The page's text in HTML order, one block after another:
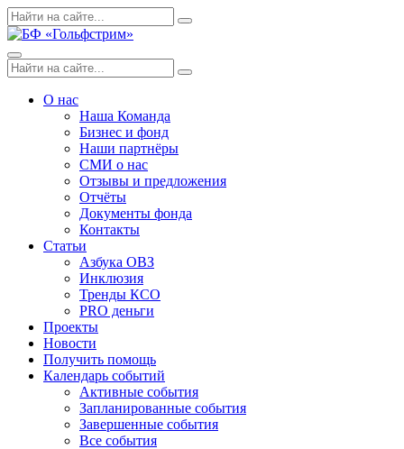
Skip
to
Поиск
по:
Search
Menu
Поиск
по:
Search
О нас
Наша Команда
Бизнес и фонд
Наши партнёры
СМИ о нас
Отзывы и предложения
Отчёты
Документы фонда
Контакты
Статьи
Азбука ОВЗ
Инклюзия
Тренды КСО
PRO деньги
Проекты
Новости
Получить помощь
Календарь событий
Активные события
Запланированные события
Завершенные события
Все события